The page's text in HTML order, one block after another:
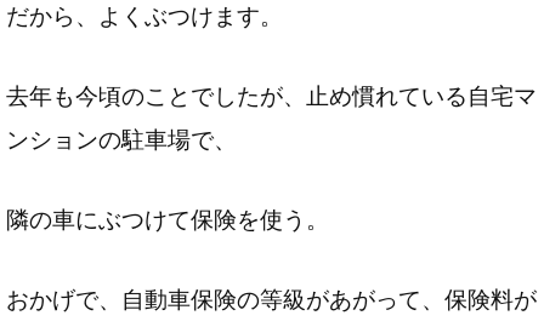
だから、よくぶつけます。
去年も今頃のことでしたが、止め慣れている自宅マ
ンションの駐車場で、
隣の車にぶつけて保険を使う。
おかげで、自動車保険の等級があがって、保険料が